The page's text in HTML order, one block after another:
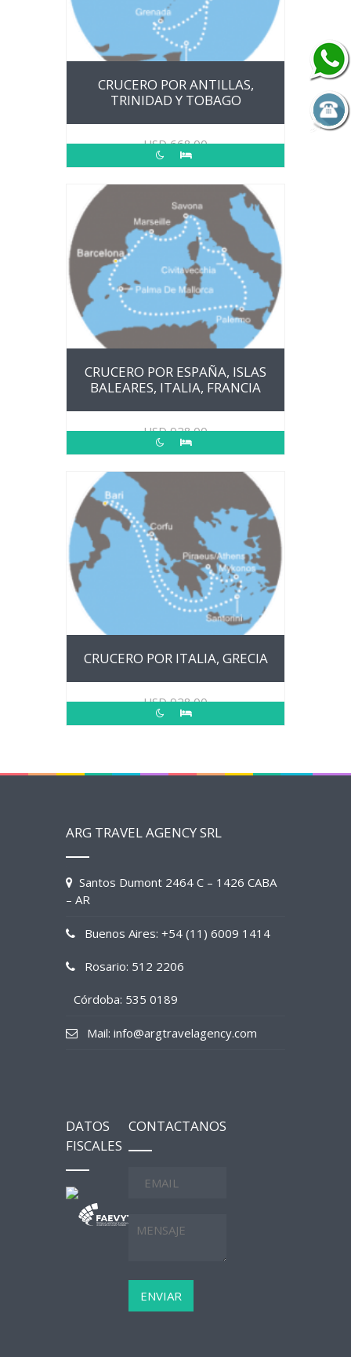
CRUCERO POR ANTILLAS,
TRINIDAD Y TOBAGO
USD668.00
CRUCERO POR ESPAÑA, ISLAS
BALEARES, ITALIA, FRANCIA
USD928.00
CRUCERO POR ITALIA, GRECIA
USD928.00
ARG TRAVEL AGENCY SRL
Santos Dumont 2464 C – 1426 CABA
– AR
Buenos Aires: +54 (11) 6009 1414
Rosario: 512 2206
Córdoba: 535 0189
Mail: info@argtravelagency.com
DATOS
FISCALES
CONTACTANOS